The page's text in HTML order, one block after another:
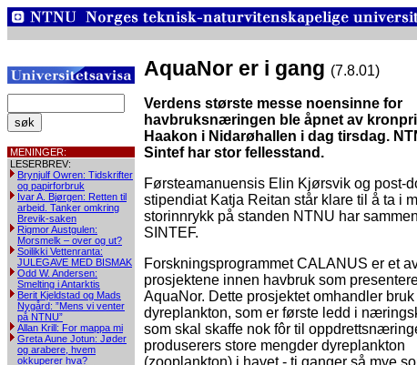
MENINGER:
LESERBREV:
Brynjulf Owren: Tidskrifter
og papirforbruk
Ivar A. Bjørgen: Retten til
arbeid. Tanker omkring
Brevik-saken
Rigmor Austgulen:
Morsmelk – over og ut?
Soilikki Vettenranta:
JULEGAVE MED BISMAK
Odd W. Andersen:
Smelting i Antarktis
Berit Kjeldstad og Mads
Nygård: ”Mens vi venter
på NTNU”
Allan Krill: For mappa mi
Greta Aune Jotun: Jøder
og arabere, hvem
okkuperer hva?
AquaNor er i gang (7.8.01)
Verdens største messe noensinne for
havbruksnæringen ble åpnet av
Haakon i Nidarøhallen i dag tirsdag.
Sintef har stor fellesstand.
Førsteamanuensis Elin Kjørsvik og post-
stipendiat Katja Reitan står klare til å ta i
storinnrykk på standen NTNU har
SINTEF.
Forskningsprogrammet CALANUS er et
prosjektene innen havbruk som
AquaNor. Dette prosjektet omhandler bruk
dyreplankton, som er første ledd i
som skal skaffe nok fôr til
produserers store mengder dyreplankton
(zooplankton) i havet - ti ganger så mye